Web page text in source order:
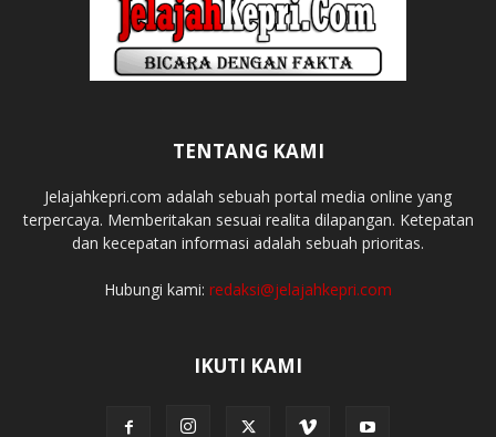
TENTANG KAMI
Jelajahkepri.com adalah sebuah portal media online yang
terpercaya. Memberitakan sesuai realita dilapangan. Ketepatan
dan kecepatan informasi adalah sebuah prioritas.
Hubungi kami: redaksi@jelajahkepri.com
IKUTI KAMI